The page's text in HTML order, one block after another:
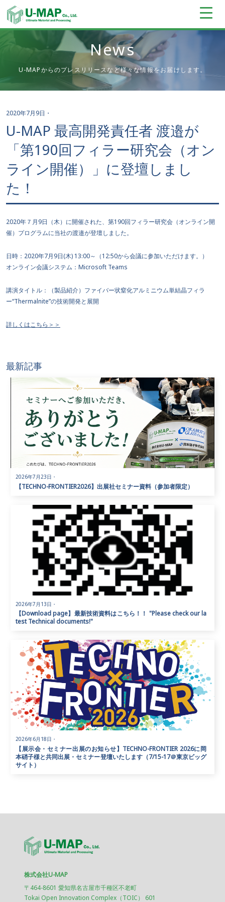
News
U-MAPからのプレスリリースなど様々な情報をお届けします。
2020年7月9日 ・
U-MAP 最高開発責任者 渡邉が
「第190回フィラー研究会（オン
ライン開催）」に登壇しまし
た！
2020年７月9日（木）に開催された、第190回フィラー研究会（オンライン開
催）プログラムに当社の渡邉が登壇しました。
日時：2020年7月9日(木) 13:00～（12:50から会議に参加いただけます。）
オンライン会議システム：Microsoft Teams
講演タイトル：（製品紹介）ファイバー状窒化アルミニウム単結晶フィラ
ー“Thermalnite”の技術開発と展開
詳しくはこちら＞＞
最新記事
2026年7月23日 ・
【TECHNO-FRONTIER2026】出展社セミナー資料（参加者限定）
2026年7月13日 ・
【Download page】最新技術資料はこちら！！ "Please check our la
test Technical documents!"
2026年6月18日 ・
【展示会・セミナー出展のお知らせ】TECHNO-FRONTIER 2026に岡
本硝子様と共同出展・セミナー登壇いたします（7/15-17＠東京ビッグ
サイト）
株式会社U-MAP
〒464-8601 愛知県名古屋市千種区不老町
Tokai Open Innovation Complex（TOIC） 601